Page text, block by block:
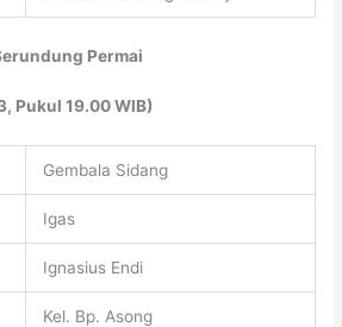
Permai
Pukul 19.00 WIB)
Gembala Sidang
Igas
Ignasius Endi
Kel. Bp. Asong